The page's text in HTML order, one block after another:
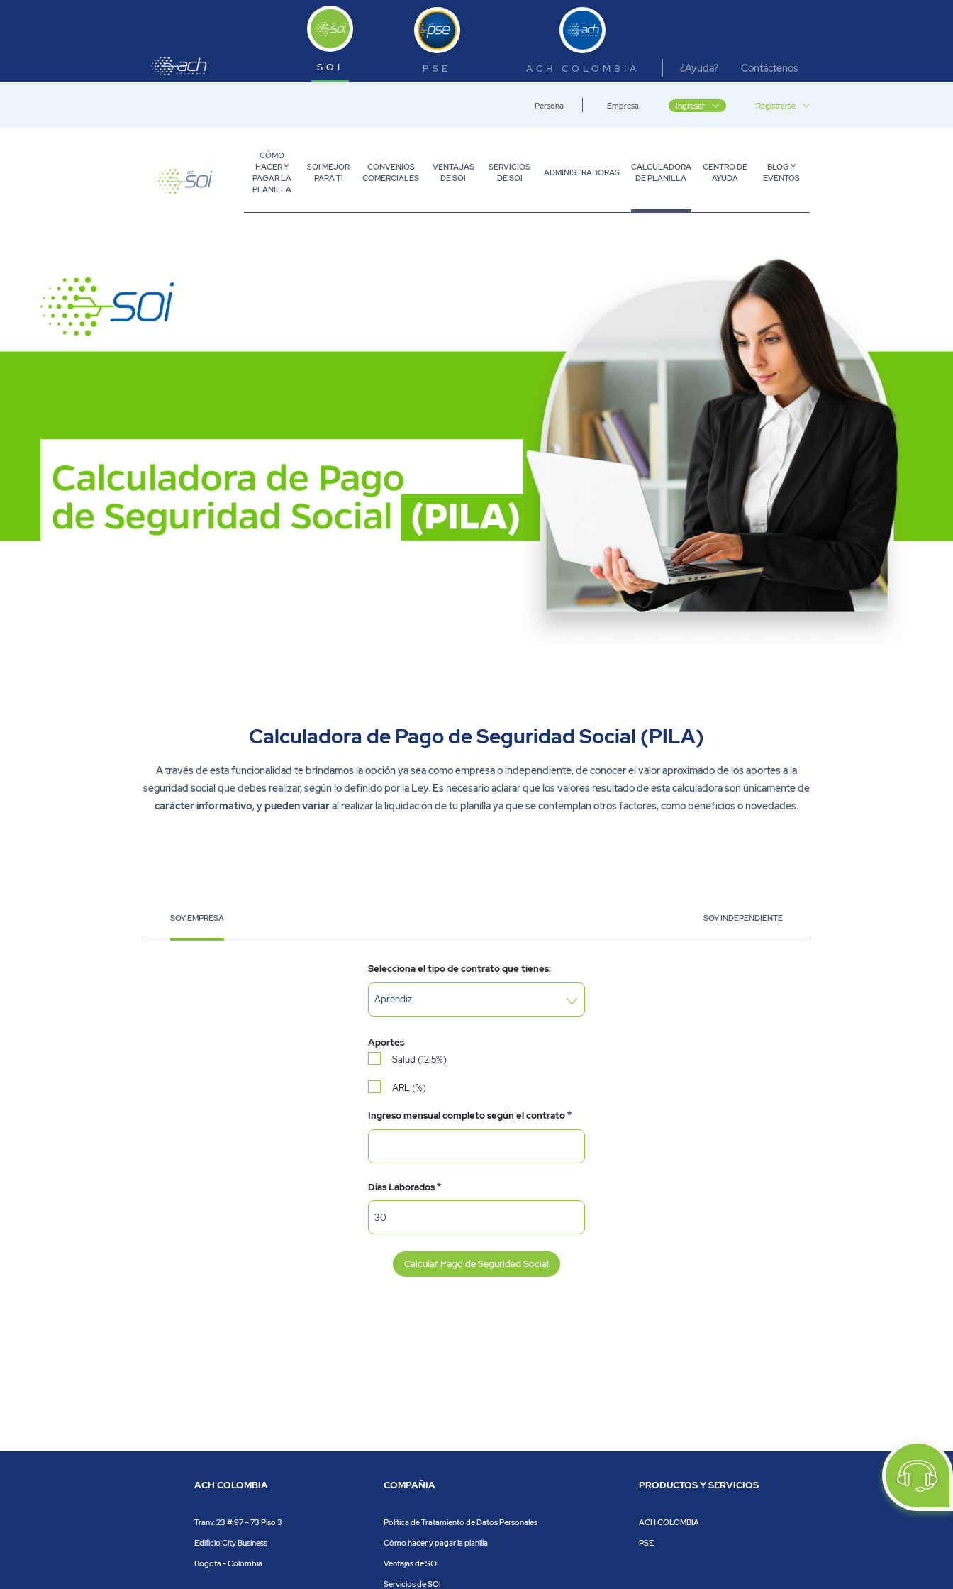
SOI PSE ACH COLOMBIA ¿Ayuda? Contáctenos
Persona Empresa Ingresar Registrarse
CÓMO
HACER Y
PAGAR LA
PLANILLA
SOI MEJOR
PARA TI
CONVENIOS
COMERCIALES
VENTAJAS
DE SOI
SERVICIOS
DE SOI
ADMINISTRADORAS
CALCULADORA
DE PLANILLA
CENTRO DE
AYUDA
BLOG Y
EVENTOS
Calculadora de Pago de Seguridad Social (PILA)
A través de esta funcionalidad te brindamos la opción ya sea como empresa o independiente, de conocer el valor aproximado de los aportes a la
seguridad social que debes realizar, según lo definido por la Ley. Es necesario aclarar que los valores resultado de esta calculadora son únicamente de
carácter informativo, ypueden variaral realizar la liquidación de tu planilla ya que se contemplan otros factores, como beneficios o novedades.
SOY EMPRESA SOY INDEPENDIENTE
Selecciona el tipo de contrato que tienes:
Aportes
Salud (12.5%)
ARL (%)
Ingreso mensual completo según el contrato Requerido
Días Laborados Requerido
Calcular Pago de Seguridad Social
ACH COLOMBIA
Tranv. 23 # 97 – 73 Piso 3
Edificio City Business
Bogotá - Colombia
COMPAÑIA
Política de Tratamiento de Datos Personales
Cómo hacer y pagar la planilla
Ventajas de SOI
Servicios de SOI
PRODUCTOS Y SERVICIOS
ACH COLOMBIA
PSE